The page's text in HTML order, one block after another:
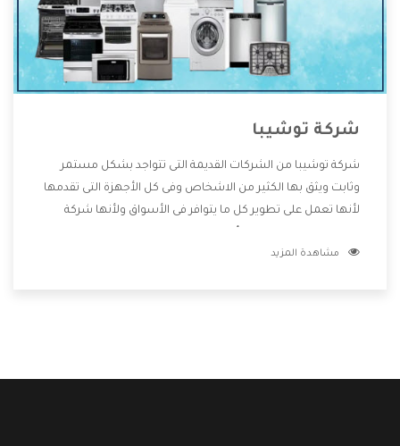
شركة توشيبا
شركة توشيبا من الشركات القديمة التى تتواجد بشكل مستمر
وثابت ويثق بها الكثير من الاشخاص وفى كل الأجهزة التى تقدمها
لأنها تعمل على تطوير كل ما يتوافر فى الأسواق ولأنها شركة
وتقدم للعملاء أقوى العروض والخصومات التى تسهل على
مشاهدة المزيد